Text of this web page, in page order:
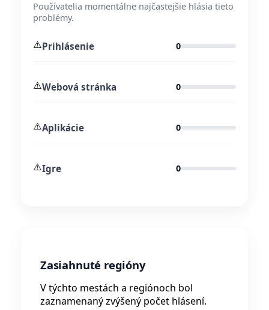
Používatelia momentálne najčastejšie hlásia tieto
problémy.
⚠️Prihlásenie 0
⚠️Webová stránka 0
⚠️Aplikácie 0
⚠️Igre 0
Zasiahnuté regióny
V týchto mestách a regiónoch bol
zaznamenaný zvýšený počet hlásení.